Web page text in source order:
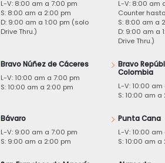
L-V: 8:00 am a 7:00 pm
S: 8:00 am a 2:00 pm
D: 9:00 am a 1:00 pm (solo
Drive Thru.)
L-V: 8:00 am
Counter
S: 8:00 am a
D: 9:00 am a
Drive Thru.)
Bravo Núñez de Cáceres
L-V: 10:00 am a 7:00 pm
S: 10:00 am a 2:00 pm
Bravo
Colombia
L-V: 10:00
S: 10:00 am a
Bávaro
L-V: 9:00 am a 7:00 pm
S: 9:00 am a 2:00 pm
Punta Cana
L-V: 10:00
S: 10:00 am a